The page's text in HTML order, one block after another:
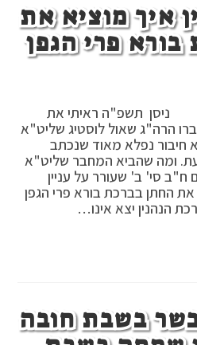
איך מוציא את
פרי הגפן
ראיתי את
הרה"ג שאול לוסטיג שליט"א
חיבור נפלא מאוד שנכתב
ומה שהביא המחבר שליט"א
ח"ב סי' ב' שעורר על עניין
את החתן בברכת בורא פרי הגפן
הנהנין יצא אינו…
בשבת חובה